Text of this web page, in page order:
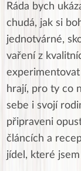
Ráda bych
chudá, jak si
jednotvárné,
vaření z
hrají, pro ty co
sebe i svojí
připraveni
článcích a
jídel, které